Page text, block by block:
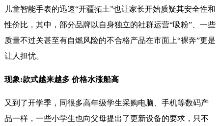
儿童智能手表的迅速“开疆拓土”也让家长开始质疑其安全性和
性价比，其中，部分品牌以自身独立的社群运营“吸粉”、一些
质量不过关甚至有自燃风险的不合格产品在市面上“裸奔”更是
让人担忧。
现象:款式越来越多 价格水涨船高
又到了开学季，同很多高年级学生采购电脑、手机等数码产
品一样，一些小学生也向父母提出了更新设备的要求，只不